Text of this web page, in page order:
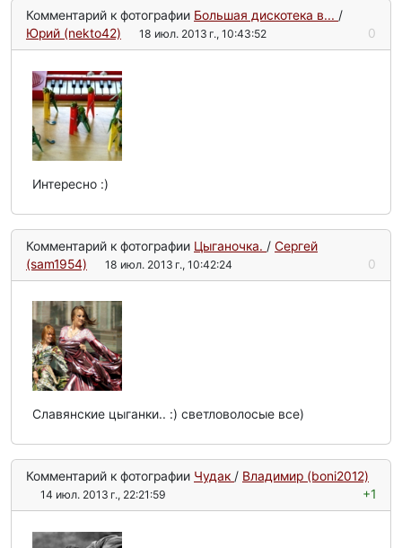
Комментарий к фотографии Большая дискотека в... /
Юрий (nekto42)
18 июл. 2013 г., 10:43:52 0
Интересно :)
Комментарий к фотографии Цыганочка. / Сергей
(sam1954)
18 июл. 2013 г., 10:42:24 0
Славянские цыганки.. :) светловолосые все)
Комментарий к фотографии Чудак / Владимир (boni2012)
14 июл. 2013 г., 22:21:59 +1